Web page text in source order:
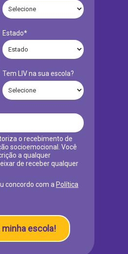
Estado*
Tem LIV na sua escola?
o recebimento de
socioemocional. Você
a qualquer
de receber qualquer
concordo com a Política
minha escola!